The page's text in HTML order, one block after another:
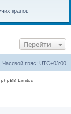
кранов
Перейти
Часовой пояс: UTC+03:00
Limited